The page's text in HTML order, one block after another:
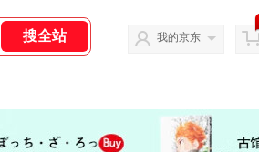
我的京东